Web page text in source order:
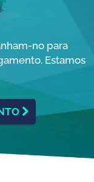
no para
Estamos